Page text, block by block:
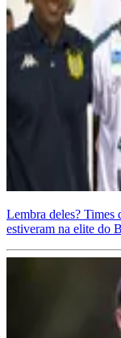
Lembra deles? Times
estiveram na elite do